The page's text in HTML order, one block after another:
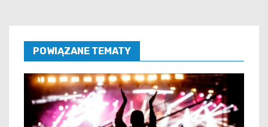
POWIĄZANE TEMATY